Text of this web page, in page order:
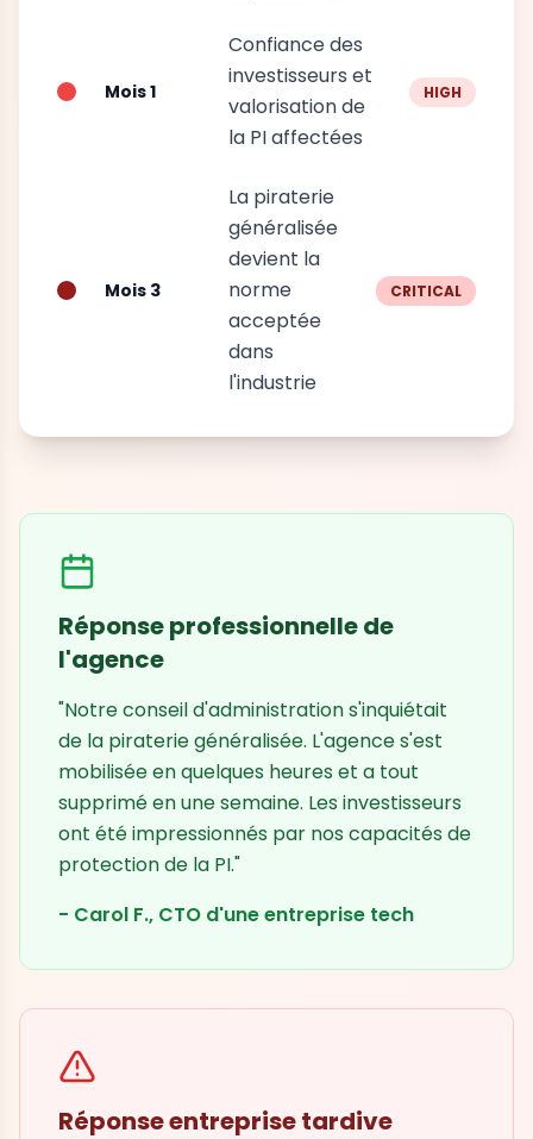
Mois 1
Confiance des
investisseurs et
valorisation de
la PI affectées
HIGH
Mois 3
La piraterie
généralisée
devient la
norme
acceptée
dans
l'industrie
CRITICAL
Réponse professionnelle de
l'agence
"Notre conseil d'administration s'inquiétait
de la piraterie généralisée. L'agence s'est
mobilisée en quelques heures et a tout
supprimé en une semaine. Les investisseurs
ont été impressionnés par nos capacités de
protection de la PI."
- Carol F., CTO d'une entreprise tech
Réponse entreprise tardive